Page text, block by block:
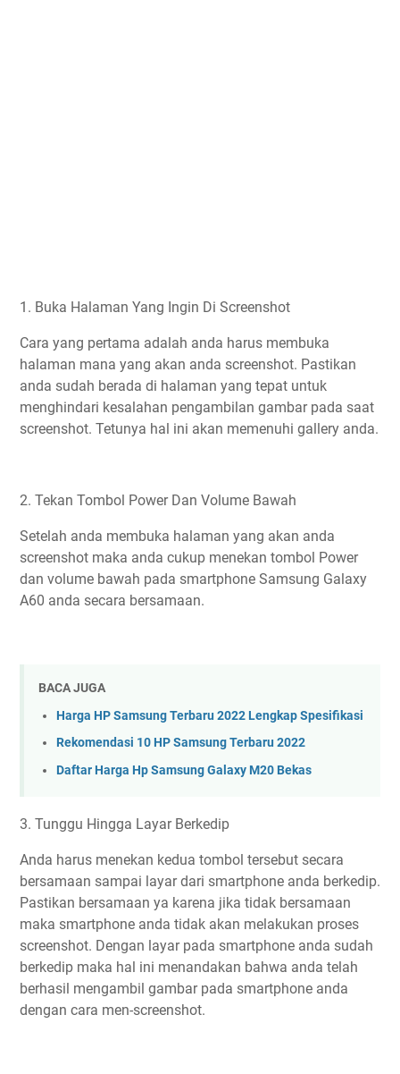
1. Buka Halaman Yang Ingin Di Screenshot
Cara yang pertama adalah anda harus membuka
halaman mana yang akan anda screenshot. Pastikan
anda sudah berada di halaman yang tepat untuk
menghindari kesalahan pengambilan gambar pada saat
screenshot. Tetunya hal ini akan memenuhi gallery anda.
2. Tekan Tombol Power Dan Volume Bawah
Setelah anda membuka halaman yang akan anda
screenshot maka anda cukup menekan tombol Power
dan volume bawah pada smartphone Samsung Galaxy
A60 anda secara bersamaan.
BACA JUGA
Harga HP Samsung Terbaru 2022 Lengkap Spesifikasi
Rekomendasi 10 HP Samsung Terbaru 2022
Daftar Harga Hp Samsung Galaxy M20 Bekas
3. Tunggu Hingga Layar Berkedip
Anda harus menekan kedua tombol tersebut secara
bersamaan sampai layar dari smartphone anda berkedip.
Pastikan bersamaan ya karena jika tidak bersamaan
maka smartphone anda tidak akan melakukan proses
screenshot. Dengan layar pada smartphone anda sudah
berkedip maka hal ini menandakan bahwa anda telah
berhasil mengambil gambar pada smartphone anda
dengan cara men-screenshot.